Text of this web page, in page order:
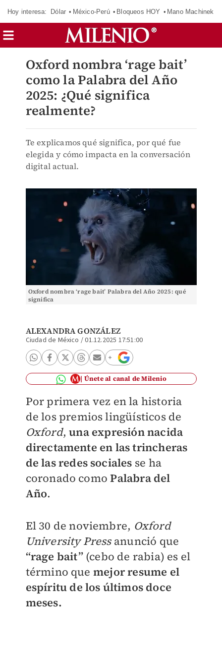
Hoy interesa: Dólar México-Perú Bloqueos HOY Mano Machinek
Oxford nombra ‘rage bait’
como la Palabra del Año
2025: ¿Qué significa
realmente?
Te explicamos qué significa, por qué fue
elegida y cómo impacta en la conversación
digital actual.
Oxford nombra ‘rage bait’ Palabra del Año 2025: qué
significa
ALEXANDRA GONZÁLEZ
Ciudad de México /01.12.2025 17:51:00
Únete al canal de Milenio
Por primera vez en la historia
de los premios lingüísticos de
Oxford,una expresión nacida
directamente en las trincheras
de las redes sociales se ha
coronado como Palabra del
Año.
El 30 de noviembre, Oxford
University Pressanunció que
“rage bait”(cebo de rabia) es el
término que mejor resume el
espíritu de los últimos doce
meses.